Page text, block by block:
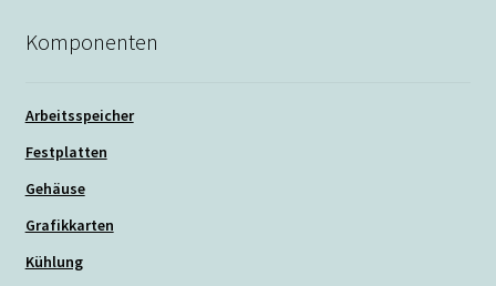
Komponenten
Arbeitsspeicher
Festplatten
Gehäuse
Grafikkarten
Kühlung